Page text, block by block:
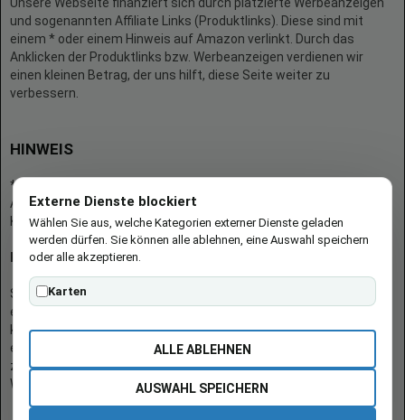
Unsere Webseite finanziert sich durch platzierte Werbeanzeigen
und sogenannten Affiliate Links (Produktlinks). Diese sind mit
einem * oder einem Hinweis auf Amazon verlinkt. Durch das
Anklicken der Produktlinks bzw. Werbeanzeigen verdienen wir
einen kleinen Betrag, der uns hilft, diese Seite weiter zu
verbessern.
HINWEIS
* = Afilliate-Link (=Werbung)
Als Amazon-Partner verdient der Seitenbetreiber an qualifizierten
Käufen.
Hinweis zu Preisen und Verfügbarkeiten
Sofern Produktpreise und Verfügbarkeiten angezeigt werden,
entsprechen diese dem angegebenen Stand (Datum/Uhrzeit) und
können sich auf der verlinkten Seite jederzeit ändern. Für den Kauf
eines Produkts gelten die Angaben zu Preis und Verfügbarkeit, die
zum Kaufzeitpunkt [auf der/den maßgeblichen Amazon-
Website(s)] angezeigt werden.
Externe Dienste blockiert
Wählen Sie aus, welche Kategorien externer Dienste geladen
werden dürfen. Sie können alle ablehnen, eine Auswahl speichern
oder alle akzeptieren.
Karten
ALLE ABLEHNEN
AUSWAHL SPEICHERN